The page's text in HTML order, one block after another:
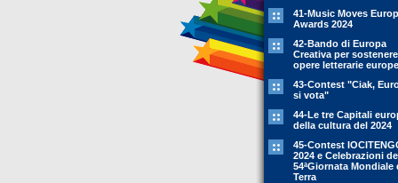
41-Music Moves
Awards 2024
42-Bando di Europa
Creativa per
opere letterarie
43-Contest "Ciak,
si vota"
44-Le tre Capitali
della cultura del 2024
45-Contest
2024 e Celebrazioni
54ªGiornata Mondiale
Terra